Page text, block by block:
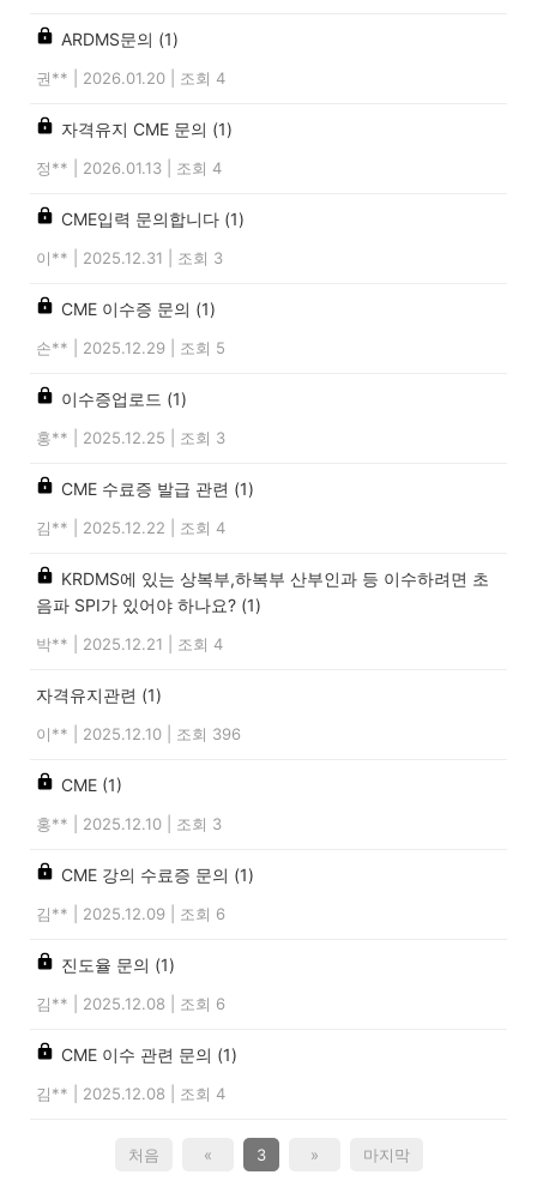
ARDMS문의 (1)
권** 2026.01.20 조회 4
자격유지 CME 문의 (1)
정** 2026.01.13 조회 4
CME입력 문의합니다 (1)
이** 2025.12.31 조회 3
CME 이수증 문의 (1)
손** 2025.12.29 조회 5
이수증업로드 (1)
홍** 2025.12.25 조회 3
CME 수료증 발급 관련 (1)
김** 2025.12.22 조회 4
KRDMS에 있는 상복부,하복부 산부인과 등 이수하려면 초
음파 SPI가 있어야 하나요? (1)
박** 2025.12.21 조회 4
자격유지관련 (1)
이** 2025.12.10 조회 396
CME (1)
홍** 2025.12.10 조회 3
CME 강의 수료증 문의 (1)
김** 2025.12.09 조회 6
진도율 문의 (1)
김** 2025.12.08 조회 6
CME 이수 관련 문의 (1)
김** 2025.12.08 조회 4
처음 « 3 » 마지막